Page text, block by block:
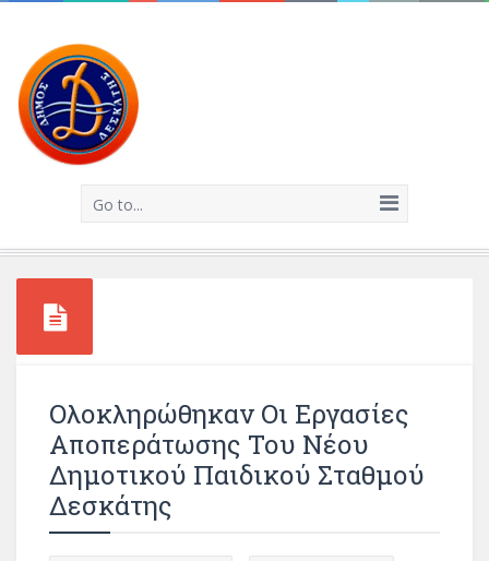
Go to...
Ολοκληρώθηκαν Οι Εργασίες
Αποπεράτωσης Του Νέου
Δημοτικού Παιδικού Σταθμού
Δεσκάτης